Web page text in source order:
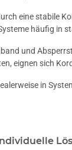
eine stabile
häufig in
und
eignen sich
in